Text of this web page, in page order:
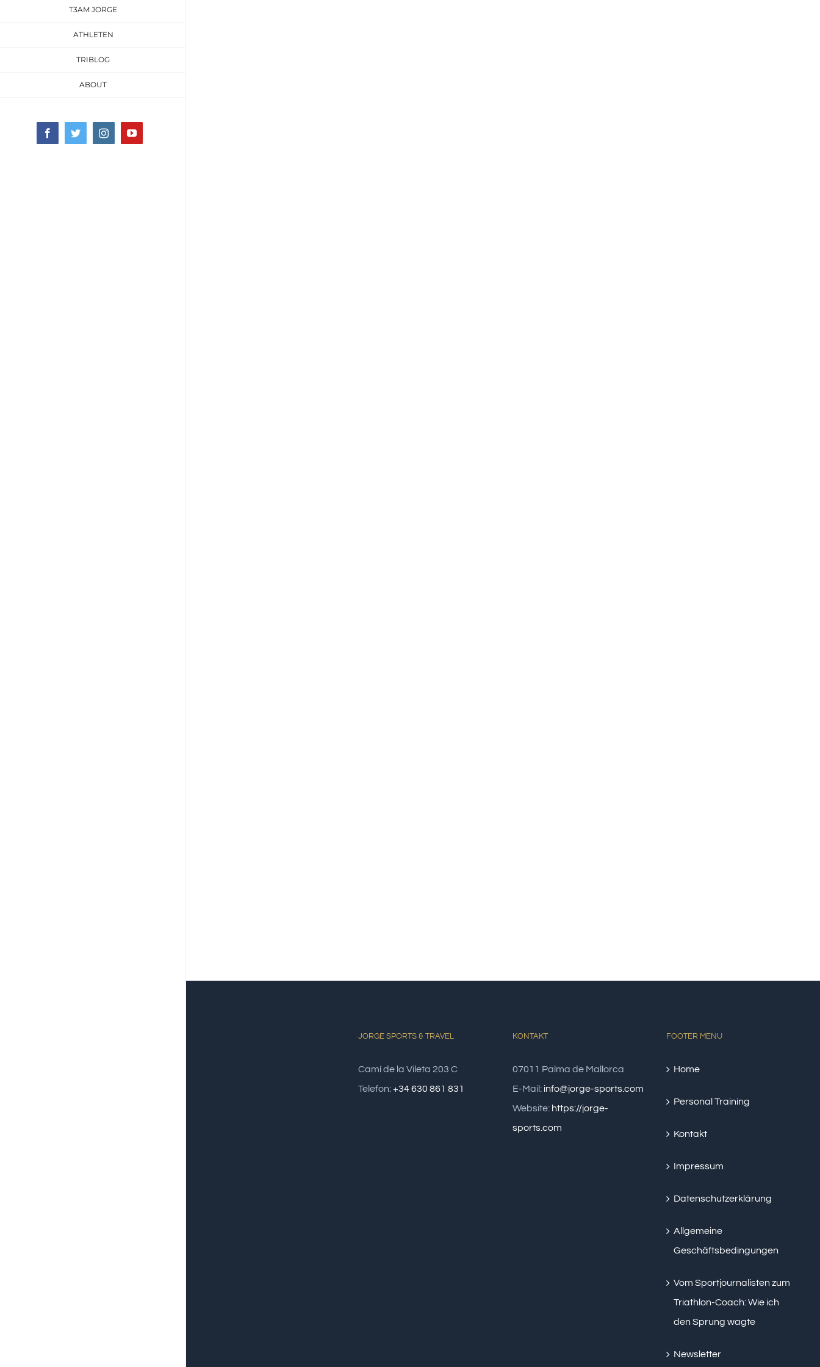
T3AM JORGE
ATHLETEN
TRIBLOG
ABOUT
FacebookTwitterInstagramYouTube
JORGE SPORTS & TRAVEL
Camí de la Vileta 203 C
Telefon:+34 630 861 831
KONTAKT
07011 Palma de Mallorca
E-Mail: info@jorge-sports.com
Website: https://jorge-
sports.com
FOOTER MENU
Home
Personal Training
Kontakt
Impressum
Datenschutzerklärung
Allgemeine
Geschäftsbedingungen
Vom Sportjournalisten zum
Triathlon-Coach: Wie ich
den Sprung wagte
Newsletter